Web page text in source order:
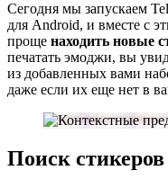
Сегодня мы запускаем
для Android, и вместе с
проще находить новые
печатать эмоджи, вы
из добавленных вами
даже если их еще нет в
Поиск стикеров